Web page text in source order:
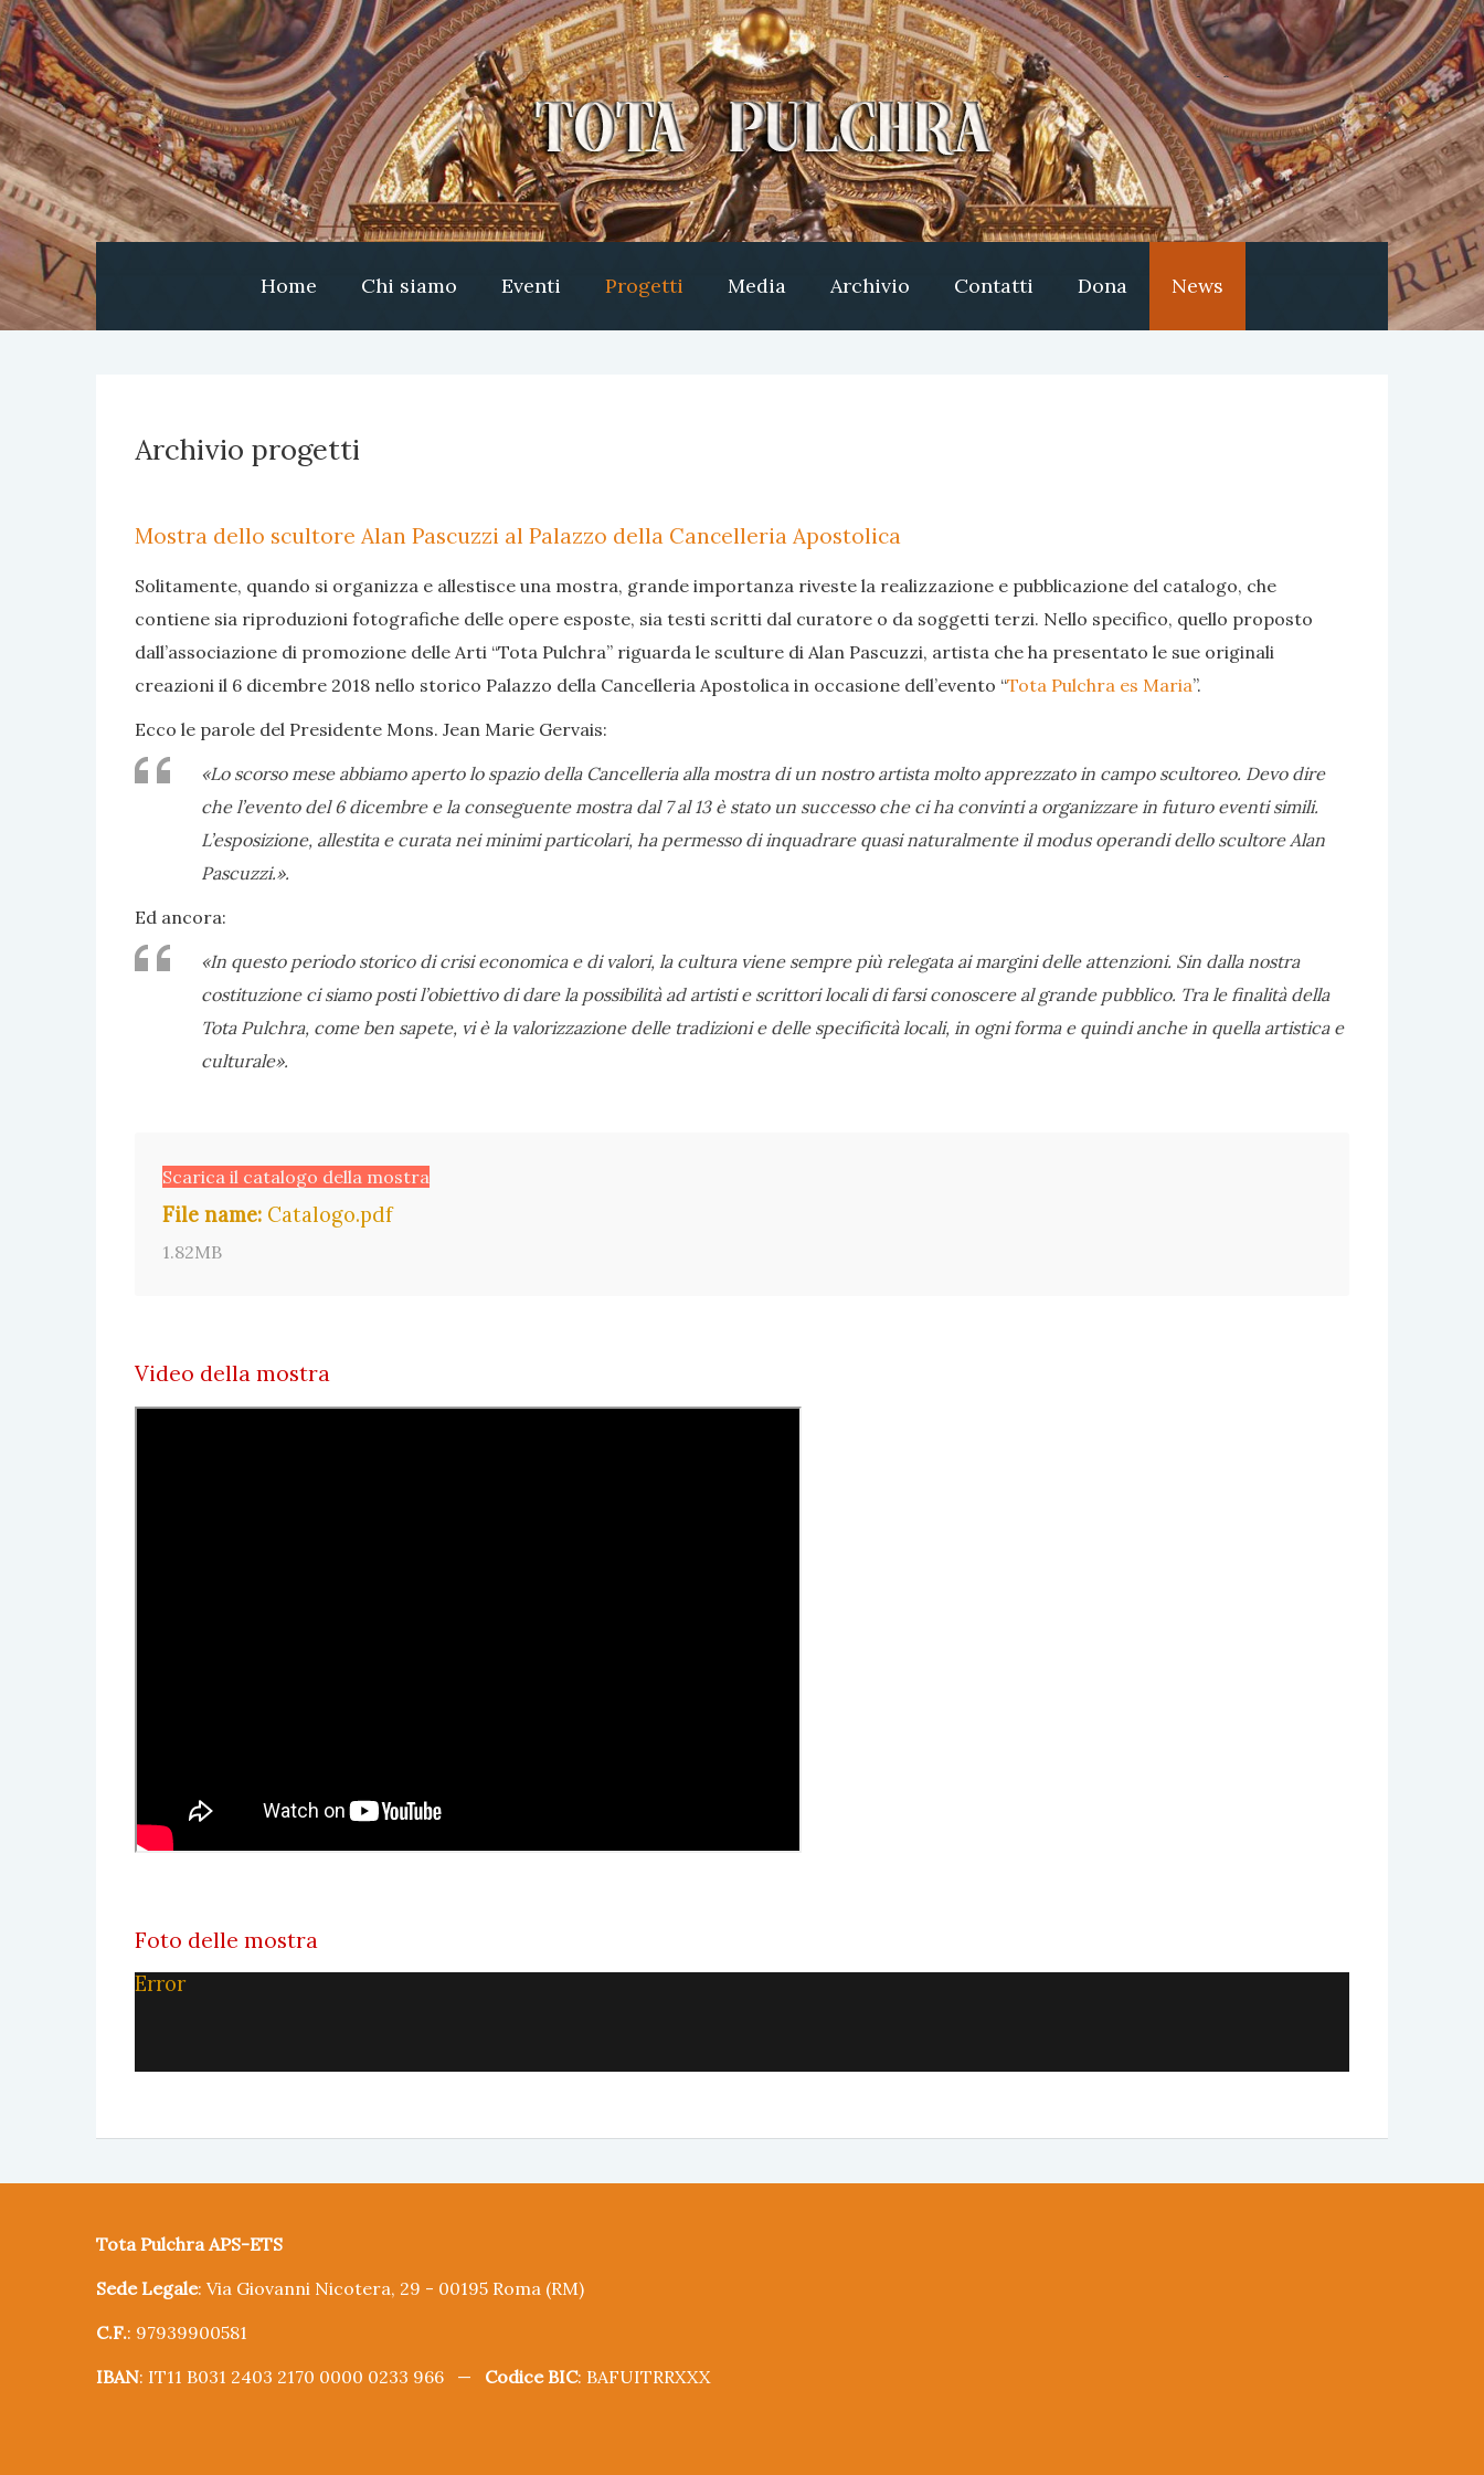
Home Chi siamo Eventi Progetti Media Archivio Contatti Dona News
Archivio progetti
Mostra dello scultore Alan Pascuzzi al Palazzo della Cancelleria Apostolica
Solitamente, quando si organizza e allestisce una mostra, grande importanza riveste la realizzazione e pubblicazione del catalogo, che
contiene sia riproduzioni fotografiche delle opere esposte, sia testi scritti dal curatore o da soggetti terzi. Nello specifico, quello proposto
dall’associazione di promozione delle Arti “Tota Pulchra” riguarda le sculture di Alan Pascuzzi, artista che ha presentato le sue originali
creazioni il 6 dicembre 2018 nello storico Palazzo della Cancelleria Apostolica in occasione dell’evento “Tota Pulchra es Maria”.
Ecco le parole del Presidente Mons. Jean Marie Gervais:
«Lo scorso mese abbiamo aperto lo spazio della Cancelleria alla mostra di un nostro artista molto apprezzato in campo scultoreo. Devo dire
che l’evento del 6 dicembre e la conseguente mostra dal 7 al 13 è stato un successo che ci ha convinti a organizzare in futuro eventi simili.
L’esposizione, allestita e curata nei minimi particolari, ha permesso di inquadrare quasi naturalmente il modus operandi dello scultore Alan
Pascuzzi.».
Ed ancora:
«In questo periodo storico di crisi economica e di valori, la cultura viene sempre più relegata ai margini delle attenzioni. Sin dalla nostra
costituzione ci siamo posti l’obiettivo di dare la possibilità ad artisti e scrittori locali di farsi conoscere al grande pubblico. Tra le finalità della
Tota Pulchra, come ben sapete, vi è la valorizzazione delle tradizioni e delle specificità locali, in ogni forma e quindi anche in quella artistica e
culturale».
Scarica il catalogo della mostra
File name: Catalogo.pdf
1.82MB
Video della mostra
Foto delle mostra
Error
Tota Pulchra APS-ETS
Sede Legale: Via Giovanni Nicotera, 29 - 00195 Roma (RM)
C.F.: 97939900581
IBAN: IT11 B031 2403 2170 0000 0233 966 — Codice BIC: BAFUITRRXXX